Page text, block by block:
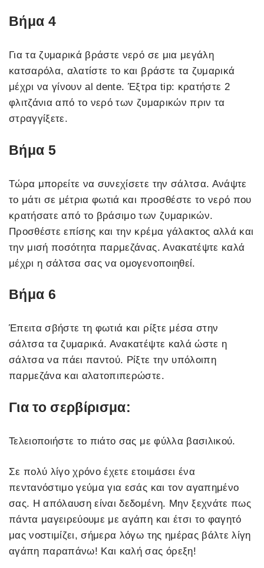
Βήμα 4
Για τα ζυμαρικά βράστε νερό σε μια μεγάλη
κατσαρόλα, αλατίστε το και βράστε τα ζυμαρικά
μέχρι να γίνουν al dente. Έξτρα tip: κρατήστε 2
φλιτζάνια από το νερό των ζυμαρικών πριν τα
στραγγίξετε.
Βήμα 5
Τώρα μπορείτε να συνεχίσετε την σάλτσα. Ανάψτε
το μάτι σε μέτρια φωτιά και προσθέστε το νερό που
κρατήσατε από το βράσιμο των ζυμαρικών.
Προσθέστε επίσης και την κρέμα γάλακτος αλλά και
την μισή ποσότητα παρμεζάνας. Ανακατέψτε καλά
μέχρι η σάλτσα σας να ομογενοποιηθεί.
Βήμα 6
Έπειτα σβήστε τη φωτιά και ρίξτε μέσα στην
σάλτσα τα ζυμαρικά. Ανακατέψτε καλά ώστε η
σάλτσα να πάει παντού. Ρίξτε την υπόλοιπη
παρμεζάνα και αλατοπιπερώστε.
Για το σερβίρισμα:
Τελειοποιήστε το πιάτο σας με φύλλα βασιλικού.
Σε πολύ λίγο χρόνο έχετε ετοιμάσει ένα
πεντανόστιμο γεύμα για εσάς και τον αγαπημένο
σας. Η απόλαυση είναι δεδομένη. Μην ξεχνάτε πως
πάντα μαγειρεύουμε με αγάπη και έτσι το φαγητό
μας νοστιμίζει, σήμερα λόγω της ημέρας βάλτε λίγη
αγάπη παραπάνω! Και καλή σας όρεξη!